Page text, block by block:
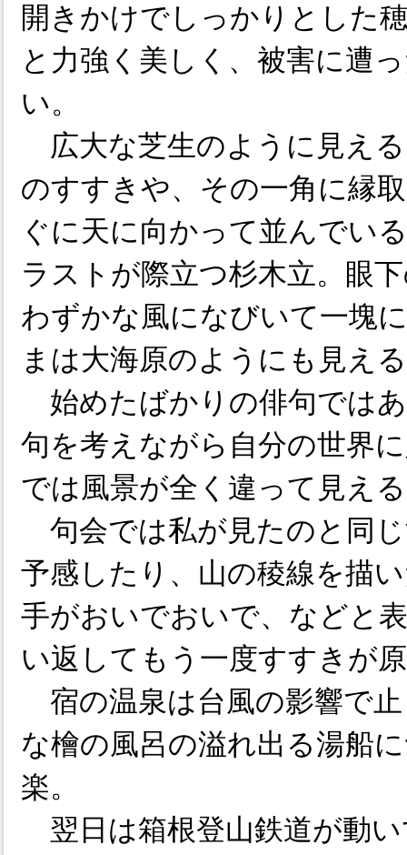
開きかけでしっかりとした
と力強く美しく、被害に遭
い。
広大な芝生のように見え
のすすきや、その一角に縁
ぐに天に向かって並んでい
ラストが際立つ杉木立。眼
わずかな風になびいて一塊
まは大海原のようにも見え
始めたばかりの俳句では
句を考えながら自分の世界
では風景が全く違って見え
句会では私が見たのと同
予感したり、山の稜線を描
手がおいでおいで、などと
い返してもう一度すすきが
宿の温泉は台風の影響で
な檜の風呂の溢れ出る湯船
楽。
翌日は箱根登山鉄道が動